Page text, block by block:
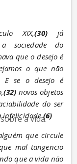
XIX,(30) já
sociedade do
que o desejo é
o que não
E se o desejo é
(32) novos objetos
do ser
infelicidade.(6)
que circule
mal tangencio
que a vida não
a vida."